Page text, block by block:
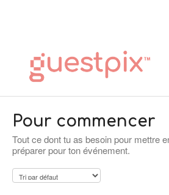
CONTACT
Pour commencer
Tout ce dont tu as besoin pour mettre
préparer pour ton événement.